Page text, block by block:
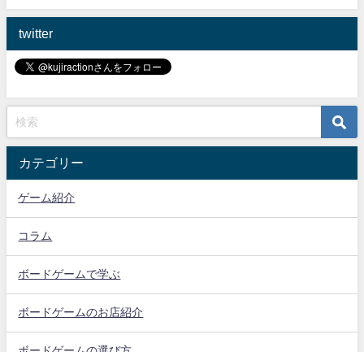
twitter
カテゴリー
ゲーム紹介
コラム
ボードゲームで学ぶ
ボードゲームのお店紹介